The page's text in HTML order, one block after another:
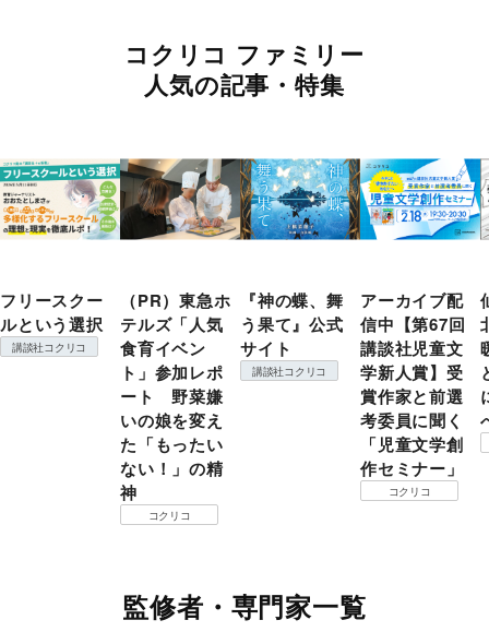
コクリコ ファミリー
人気の記事・特集
フリースクー
ルという選択
講談社コクリコ
（PR）東急ホ
テルズ「人気
食育イベン
ト」参加レポ
ート 野菜嫌
いの娘を変え
た「もったい
ない！」の精
神
コクリコ
『神の蝶、舞
う果て』公式
サイト
講談社コクリコ
アーカイブ配
信中【第67回
講談社児童文
学新人賞】受
賞作家と前選
考委員に聞く
「児童文学創
作セミナー」
コクリコ
監修者・専門家一覧